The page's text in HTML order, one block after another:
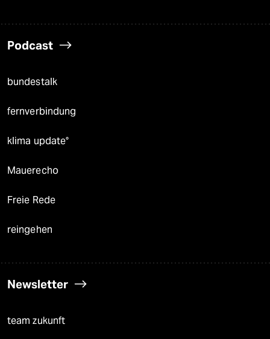
Podcast
bundestalk
fernverbindung
klima update°
Mauerecho
Freie Rede
reingehen
Newsletter
team zukunft